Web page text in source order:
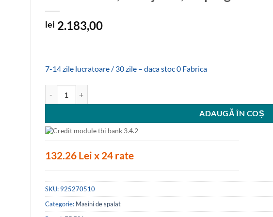
lei 2.183,00
7-14 zile lucratoare / 30 zile – daca stoc 0 Fabrica
ADAUGĂ ÎN COȘ
132.26 Lei x 24 rate
SKU: 925270510
Categorie: Masini de spalat